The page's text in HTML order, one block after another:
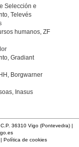
Selección e
Televés
humanos, ZF
Gradiant
Borgwarner
Inasus
36310 Vigo (Pontevedra) |
Política de cookies